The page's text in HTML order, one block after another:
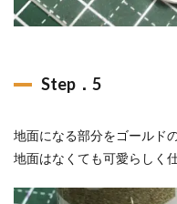
Step．5
地面になる部分をゴールド
地面はなくても可愛らしく